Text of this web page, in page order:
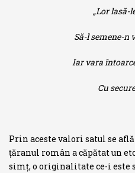
„Lor lasă-le
Să-l semene-n
Iar vara
Cu securea
(I.
Prin aceste valori satul se
ţăranul român a căpătat un
simţ, o originalitate ce-i este